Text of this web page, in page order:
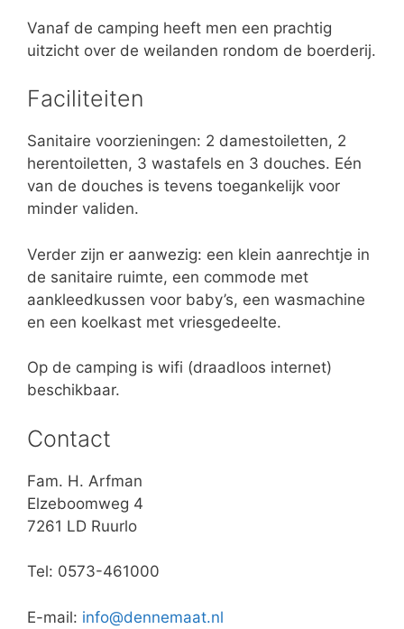
Vanaf de camping heeft men een prachtig
uitzicht over de weilanden rondom de boerderij.
Faciliteiten
Sanitaire voorzieningen: 2 damestoiletten, 2
herentoiletten, 3 wastafels en 3 douches. Eén
van de douches is tevens toegankelijk voor
minder validen.
Verder zijn er aanwezig: een klein aanrechtje in
de sanitaire ruimte, een commode met
aankleedkussen voor baby’s, een wasmachine
en een koelkast met vriesgedeelte.
Op de camping is wifi (draadloos internet)
beschikbaar.
Contact
Fam. H. Arfman
Elzeboomweg 4
7261 LD Ruurlo
Tel: 0573-461000
E-mail: info@dennemaat.nl